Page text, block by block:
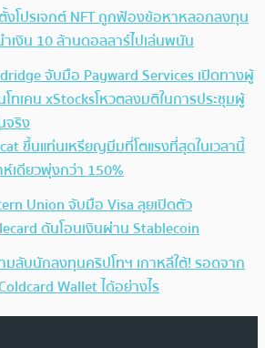
โปรเจกต์ NFT ถูกฟ้องข้อหาหลอกลงทุน
เงิน 10 ล้านดอลลาร์ไปเล่นพนัน
จับมือ Payward Services เปิดทางผู้
ทเคน xStocksโหวตลงมติในการประชุมผู้
ริง
ขึ้นแท่นเหรียญมีมที่โตแรงที่สุดในเวลานี้
เดียวพุ่งกว่า 150%
Union จับมือ Visa ลุยเปิดตัว
ดันโอนเงินผ่าน Stablecoin
มลับนักลงทุนคริปโทฯ เกาหลีใต้! รอดจาก
Wallet ได้อย่างไร